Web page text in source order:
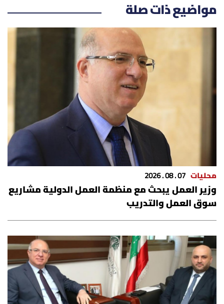
مواضيع ذات صلة
محليات 07 . 08 . 2026
وزير العمل يبحث مع منظمة العمل الدولية مشاريع
سوق العمل والتدريب